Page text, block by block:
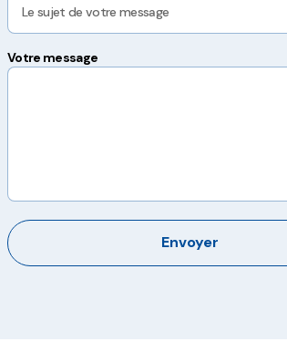
Réutilisable
Votre message
Envoyer